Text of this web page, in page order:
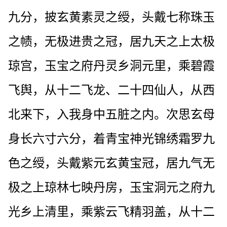
九分，披玄黄素灵之绶，头戴七称珠玉
之帻，无极进贵之冠，居九天之上太极
琼宫，玉宝之府丹灵乡洞元里，乘碧霞
飞舆，从十二飞龙、二十四仙人，从西
北来下，入我身中五脏之内。次思玄母
身长六寸六分，着青宝神光锦绣霜罗九
色之绶，头戴紫元玄黄宝冠，居九气无
极之上琼林七映丹房，玉宝洞元之府九
光乡上清里，乘紫云飞精羽盖，从十二